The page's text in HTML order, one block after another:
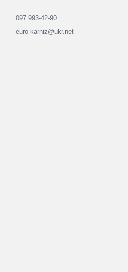
097 993-42-90
euro-karniz@ukr.net